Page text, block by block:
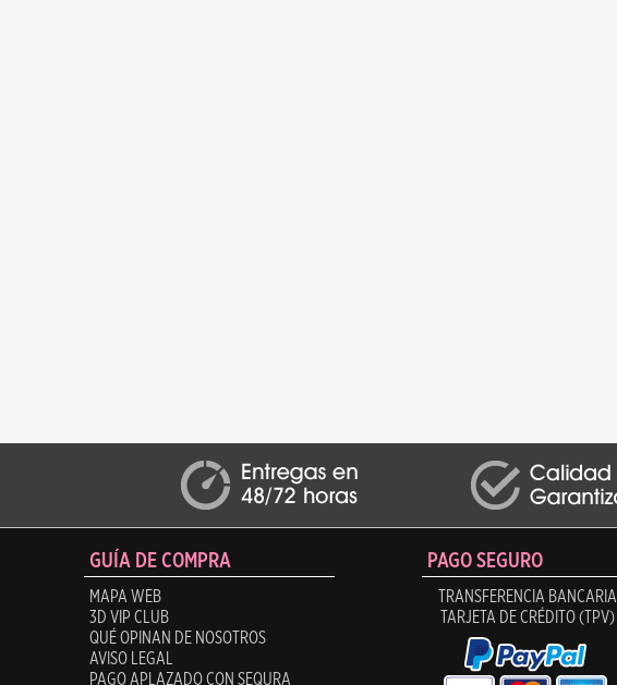
GUÍA DE COMPRA
MAPA WEB
3D VIP CLUB
QUÉ OPINAN DE NOSOTROS
AVISO LEGAL
PAGO APLAZADO CON SEQURA
PAGO SEGURO
TRANSFERENCIA BANCARIA
TARJETA DE CRÉDITO (TPV)